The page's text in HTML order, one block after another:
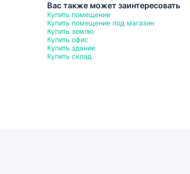
Вас также может заинтересовать
Купить помещение
Купить помещение под магазин
Купить землю
Купить офис
Купить здание
Купить склад